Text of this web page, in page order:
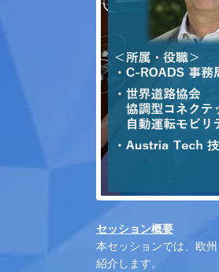
セッション概要
本セッションでは、欧
紹介します。